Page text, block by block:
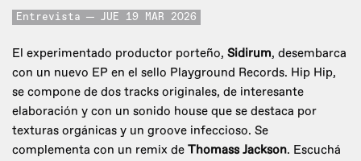
Entrevista JUE 19 MAR 2026
El experimentado productor porteño, Sidirum, desembarca
con un nuevo EP en el sello Playground Records. Hip Hip,
se compone de dos tracks originales, de interesante
elaboración y con un sonido house que se destaca por
texturas orgánicas y un groove infeccioso. Se
complementa con un remix de Thomass Jackson. Escuchá